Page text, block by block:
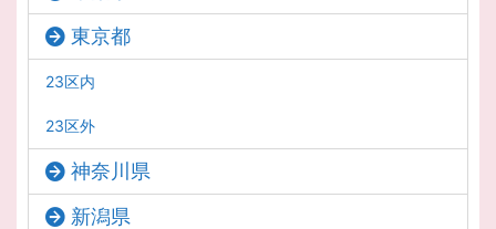
東京都
23区内
23区外
神奈川県
新潟県